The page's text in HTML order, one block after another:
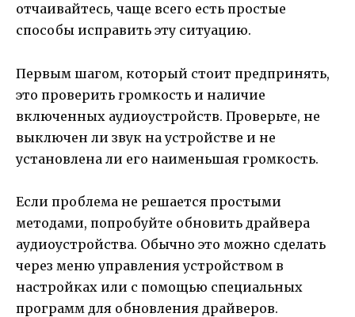
отчаивайтесь, чаще всего есть простые
способы исправить эту ситуацию.
Первым шагом, который стоит предпринять,
это проверить громкость и наличие
включенных аудиоустройств. Проверьте, не
выключен ли звук на устройстве и не
установлена ли его наименьшая громкость.
Если проблема не решается простыми
методами, попробуйте обновить драйвера
аудиоустройства. Обычно это можно сделать
через меню управления устройством в
настройках или с помощью специальных
программ для обновления драйверов.